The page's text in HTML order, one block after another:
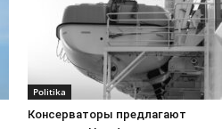
Politika
Консерваторы предлагают